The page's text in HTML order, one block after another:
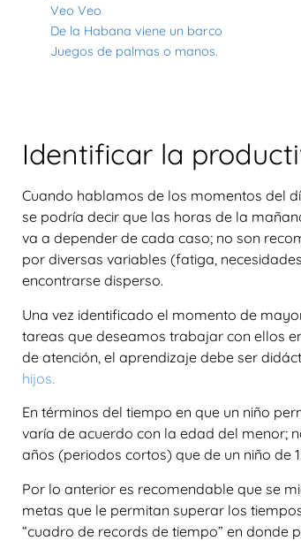
Veo Veo
De la Habana viene un barco
Juegos de palmas o manos.
Identificar la
Cuando hablamos de los momentos del
se podría decir que las horas de la
va a depender de cada caso; no son
por diversas variables (fatiga,
encontrarse disperso.
Una vez identificado el momento de
tareas que deseamos trabajar con ellos
de atención, el aprendizaje debe ser
hijos.
En términos del tiempo en que un niño
varía de acuerdo con la edad del menor;
años (periodos cortos) que de un niño de
Por lo anterior es recomendable que se
metas que le permitan superar los
“cuadro de records de tiempo” en donde